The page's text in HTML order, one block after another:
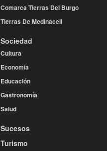
Comarca Tierras Del Burgo
Tierras De Medinaceli
Sociedad
Cultura
Economía
Educación
Gastronomía
Salud
Sucesos
Turismo